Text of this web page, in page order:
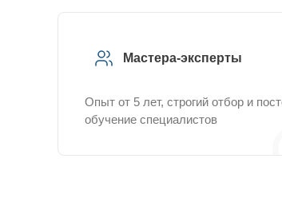
Мастера-эксперты
Опыт от 5 лет, строгий отбор и
обучение специалистов